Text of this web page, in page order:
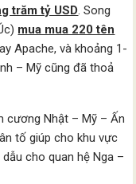
trăm tỷ USD. Song
mua mua 220 tên
Apache, và khoảng 1-
– Mỹ cũng đã thoả
cương Nhật – Mỹ – Ấn
tố giúp cho khu vực
cho quan hệ Nga –